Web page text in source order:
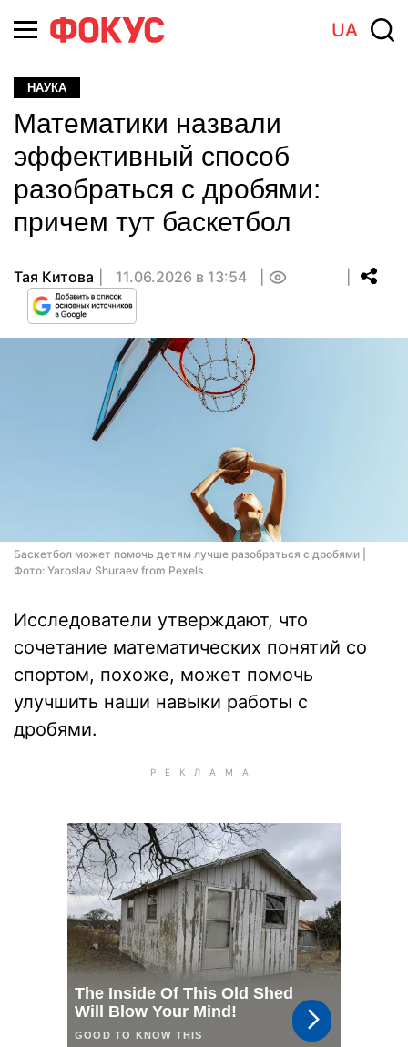
UA
НАУКА
Математики назвали
эффективный способ
разобраться с дробями:
причем тут баскетбол
Тая Китова 11.06.2026 в 13:54
Баскетбол может помочь детям лучше разобраться с дробями |
Фото: Yaroslav Shuraev from Pexels
Исследователи утверждают, что
сочетание математических понятий со
спортом, похоже, может помочь
улучшить наши навыки работы с
дробями.